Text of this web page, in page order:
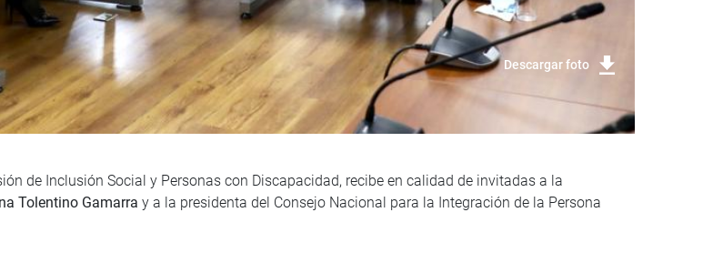
Descargar foto
de Inclusión Social y Personas con Discapacidad, recibe en calidad de invitadas a la
Tolentino Gamarra y a la presidenta del Consejo Nacional para la Integración de la Persona